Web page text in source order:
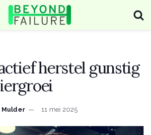
herstel gunstig
Mulder 11 mei 2025